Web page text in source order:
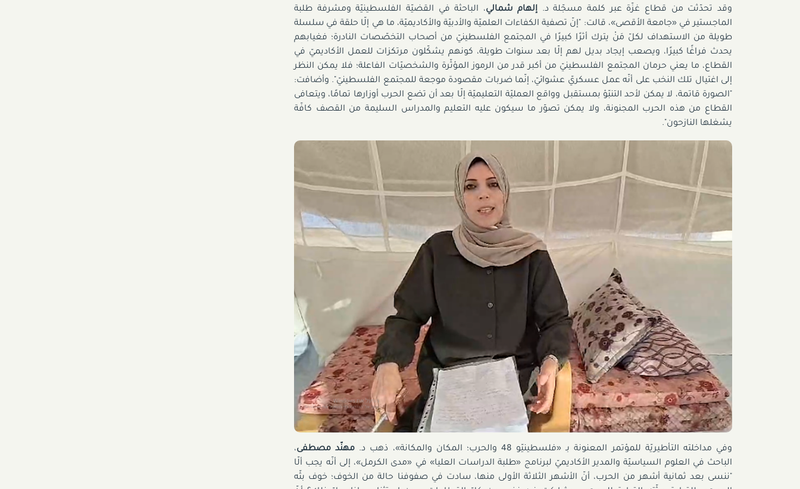
وقد تحدّثت من قطاع غزّة عبر كلمة مسجّلة د.إلهام شمالي، الباحثة في القضيّة الفلسطينيّة ومشرفة طلبة
الماجستير في «جامعة الأقصى»، قالت: "إنّ تصفية الكفاءات العلميّة والأدبيّة والأكاديميّة، ما هي إلّا حلقة في سلسلة
طويلة من الاستهداف لكلّ مَنْ يترك أثرًا كبيرًا في المجتمع الفلسطينيّ من أصحاب التخصّصات النادرة؛ فغيابهم
يحدث فراغًا كبيرًا، ويصعب إيجاد بديل لهم إلّا بعد سنوات طويلة، كونهم يشكّلون مرتكزات للعمل الأكاديميّ في
القطاع، ما يعني حرمان المجتمع الفلسطينيّ من أكبر قدر من الرموز المؤثّرة والشخصيّات الفاعلة؛ فلا يمكن النظر
إلى اغتيال تلك النخب على أنّه عمل عسكريّ عشوائيّ، إنّما ضربات مقصودة موجعة للمجتمع الفلسطينيّ". وأضافت:
"الصورة قاتمة، لا يمكن لأحد التنبّؤ بمستقبل وواقع العمليّة التعليميّة إلّا بعد أن تضع الحرب أوزارها تمامًا، ويتعافى
القطاع من هذه الحرب المجنونة، ولا يمكن تصوّر ما سيكون عليه التعليم والمدراس السليمة من القصف كافّة
يشغلها النازحون".
وفي مداخلته التأطيريّة للمؤتمر المعنونة بـ «فلسطينيّو 48 والحرب؛ المكان والمكانة»، ذهب د. مهنّد مصطفى،
الباحث في العلوم السياسيّة والمدير الأكاديميّ لبرنامج «طلبة الدراسات العليا» في «مدى الكرمل»، إلى أنّه يجب ألّا
"ننسى بعد ثمانية أشهر من الحرب، أنّ الأشهر الثلاثة الأولى منها، سادت في صفوفنا حالة من الخوف؛ خوف بثّه